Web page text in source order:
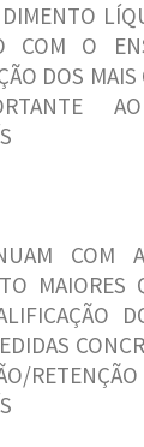
COM O
DOS